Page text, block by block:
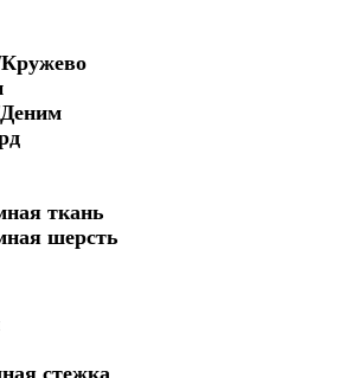
ткань
шерсть
стежка